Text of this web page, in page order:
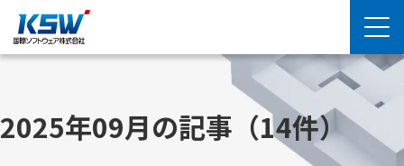
2025年09月の記事 （14件）